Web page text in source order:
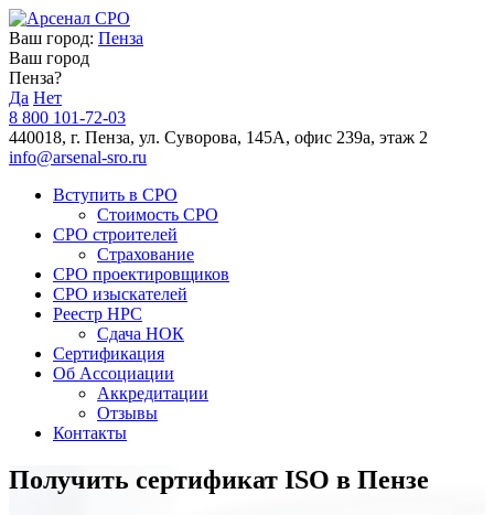
Ваш город: Пенза
Ваш город
Пенза?
Да Нет
8 800 101-72-03
440018, г. Пенза, ул. Суворова, 145А, офис 239а, этаж 2
info@arsenal-sro.ru
Вступить в СРО
Стоимость СРО
СРО строителей
Страхование
СРО проектировщиков
СРО изыскателей
Реестр НРС
Сдача НОК
Сертификация
Об Ассоциации
Аккредитации
Отзывы
Контакты
Получить сертификат ISO в Пензе